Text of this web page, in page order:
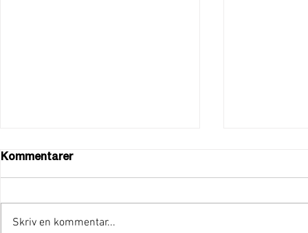
Kommentarer
Skriv en kommentar...